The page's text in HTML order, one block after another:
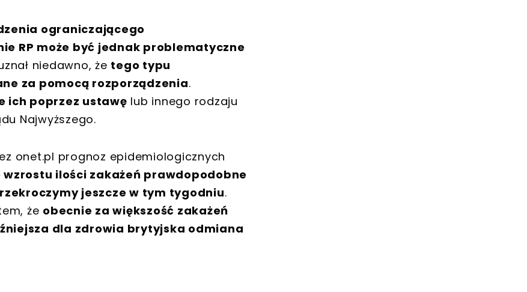
ograniczającego
RP może być jednak problematyczne
niedawno, że tego typu
za pomocą rozporządzenia.
ich poprzez ustawę lub innego rodzaju
Najwyższego.
onet.pl prognoz epidemiologicznych
ilości zakażeń prawdopodobne
jeszcze w tym tygodniu.
że obecnie za większość zakażeń
dla zdrowia brytyjska odmiana